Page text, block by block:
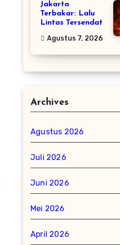
Jakarta
Terbakar: Lalu
Lintas Tersendat
Agustus 7, 2026
Archives
Agustus 2026
Juli 2026
Juni 2026
Mei 2026
April 2026